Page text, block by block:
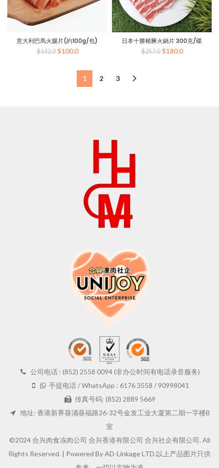
意大利巴馬火腿片(約100g/包)
$142.0 原
$142.0。
$100.0当
格
为：
日本十勝豬䐁火鍋片 300克/碟
$257.0 原
$180.0当
1 2 3
公司电话 : (852) 2558 0094 (非办公时间有电话录音服务)
手提电话 / WhatsApp : 6176 3558 / 90998041
传真号码: (852) 2889 5669
地址: 香港新界葵涌葵福路26-32号金发工业大厦第二期一字楼B
室
©2024 合兴肉食冻肉公司 合兴香港有限公司 合兴社企有限公司. All
Rights Reserved. | Powered By AD-Linkage LTD.以上产品图片只供